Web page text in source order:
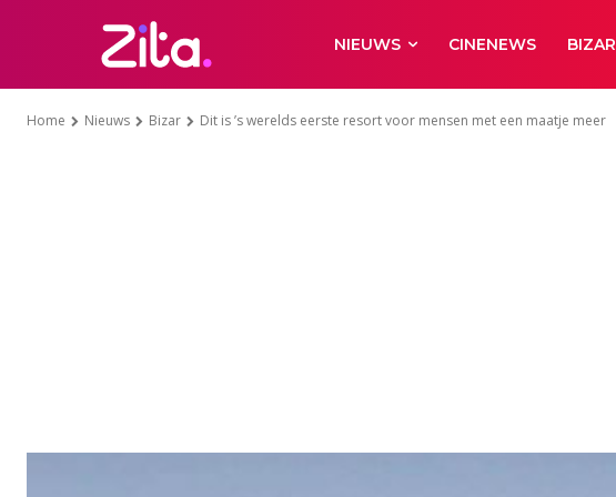
NIEUWS CINENEWS BIZAR
Home Nieuws Bizar Dit is ’s werelds eerste resort voor mensen met een maatje meer